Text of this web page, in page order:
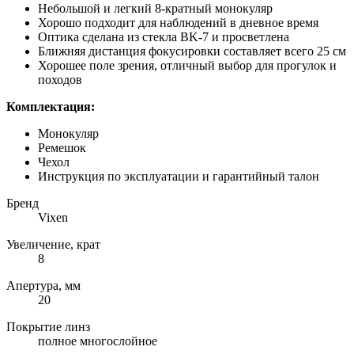
Небольшой и легкий 8-кратный монокуляр
Хорошо подходит для наблюдений в дневное время
Оптика сделана из стекла BK-7 и просветлена
Ближняя дистанция фокусировки составляет всего 25 см
Хорошее поле зрения, отличный выбор для прогулок и
походов
Комплектация:
Монокуляр
Ремешок
Чехол
Инструкция по эксплуатации и гарантийный талон
Бренд
Vixen
Увеличение, крат
8
Апертура, мм
20
Покрытие линз
полное многослойное